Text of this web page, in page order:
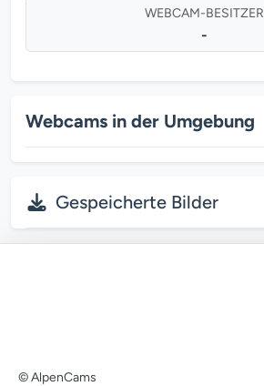
WEBCAM-BESITZER
-
Webcams in der Umgebung
Gespeicherte Bilder
© AlpenCams